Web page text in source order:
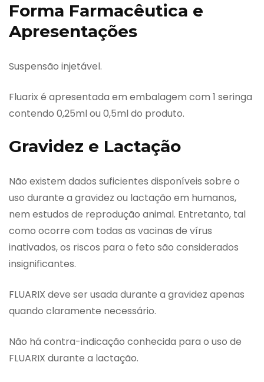
Forma Farmacêutica e
Apresentações
Suspensão injetável.
Fluarix é apresentada em embalagem com 1 seringa
contendo 0,25ml ou 0,5ml do produto.
Gravidez e Lactação
Não existem dados suficientes disponíveis sobre o
uso durante a gravidez ou lactação em humanos,
nem estudos de reprodução animal. Entretanto, tal
como ocorre com todas as vacinas de vírus
inativados, os riscos para o feto são considerados
insignificantes.
FLUARIX deve ser usada durante a gravidez apenas
quando claramente necessário.
Não há contra-indicação conhecida para o uso de
FLUARIX durante a lactação.